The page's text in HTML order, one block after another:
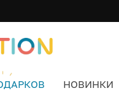
НОВИНКИ